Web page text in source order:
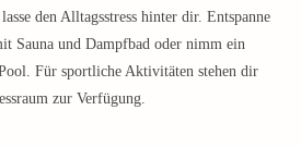
den Alltagsstress hinter dir. Entspanne
Sauna und Dampfbad oder nimm ein
Für sportliche Aktivitäten stehen dir
zur Verfügung.